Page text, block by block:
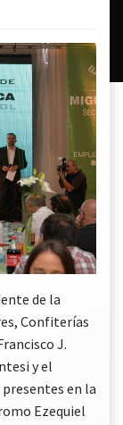
de la
Confiterías
J.
y el
en la
Ezequiel